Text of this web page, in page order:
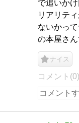
で追いか
リアリテ
ないかっ
の本屋さ
ナイス
コメント(0)